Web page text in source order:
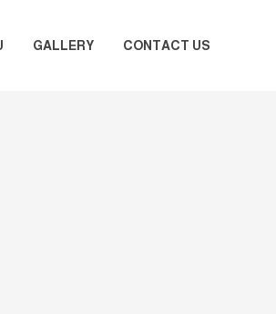
GALLERY CONTACT US